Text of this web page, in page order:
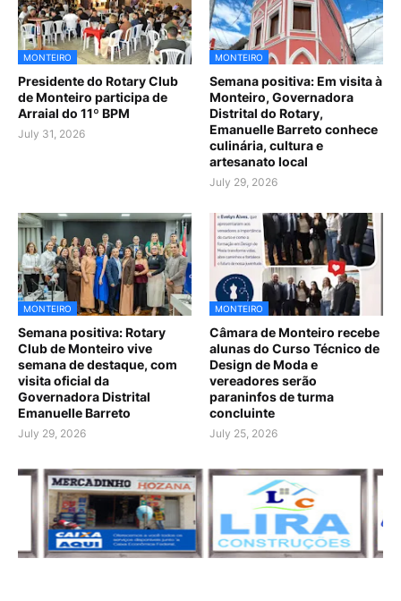
MONTEIRO
Presidente do Rotary Club
de Monteiro participa de
Arraial do 11º BPM
July 31, 2026
MONTEIRO
Semana positiva: Em visita à
Monteiro, Governadora
Distrital do Rotary,
Emanuelle Barreto conhece
culinária, cultura e
artesanato local
July 29, 2026
MONTEIRO
Semana positiva: Rotary
Club de Monteiro vive
semana de destaque, com
visita oficial da
Governadora Distrital
Emanuelle Barreto
July 29, 2026
MONTEIRO
Câmara de Monteiro recebe
alunas do Curso Técnico de
Design de Moda e
vereadores serão
paraninfos de turma
concluinte
July 25, 2026